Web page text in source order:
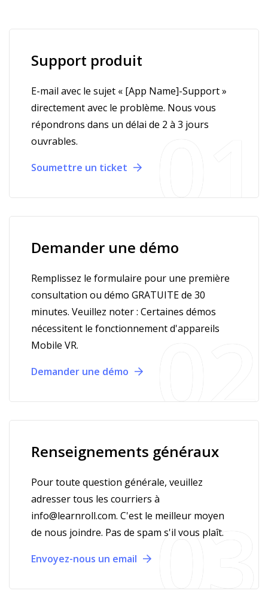
Support produit
E-mail avec le sujet « [App Name]-Support »
directement avec le problème. Nous vous
répondrons dans un délai de 2 à 3 jours
ouvrables.
Soumettre un ticket
Demander une démo
Remplissez le formulaire pour une première
consultation ou démo GRATUITE de 30
minutes. Veuillez noter : Certaines démos
nécessitent le fonctionnement d'appareils
Mobile VR.
Demander une démo
Renseignements généraux
Pour toute question générale, veuillez
adresser tous les courriers à
info@learnroll.com. C'est le meilleur moyen
de nous joindre. Pas de spam s'il vous plaît.
Envoyez-nous un email